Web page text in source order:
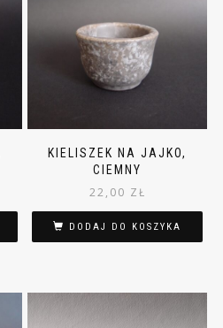
KIELISZEK NA JAJKO,
CIEMNY
22,00 ZŁ
DODAJ DO KOSZYKA